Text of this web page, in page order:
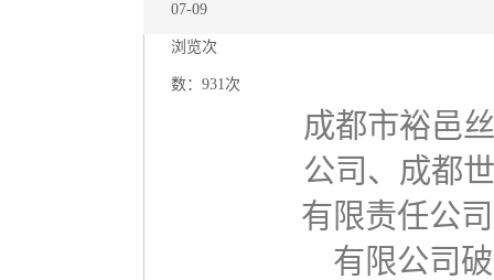
07-09
浏览次
数：931次
成都市裕邑
公司、成都
有限责任公
有限公司